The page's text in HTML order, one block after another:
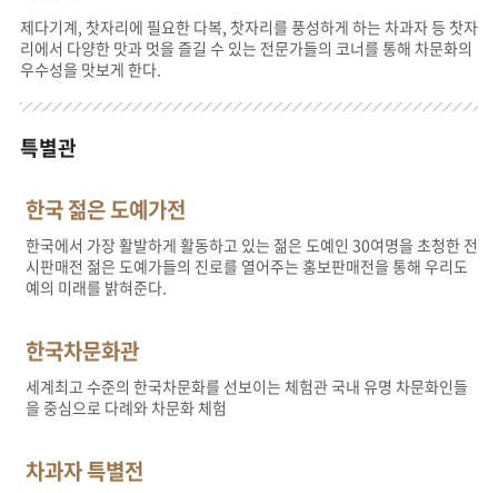
제다기계, 찻자리에 필요한 다복, 찻자리를 풍성하게 하는 차과자 등 찻자
리에서 다양한 맛과 멋을 즐길 수 있는 전문가들의 코너를 통해 차문화의
우수성을 맛보게 한다.
특별관
한국 젊은 도예가전
한국에서 가장 활발하게 활동하고 있는 젊은 도예인 30여명을 초청한 전
시판매전 젊은 도예가들의 진로를 열어주는 홍보판매전을 통해 우리도
예의 미래를 밝혀준다.
한국차문화관
세계최고 수준의 한국차문화를 선보이는 체험관 국내 유명 차문화인들
을 중심으로 다례와 차문화 체험
차과자 특별전